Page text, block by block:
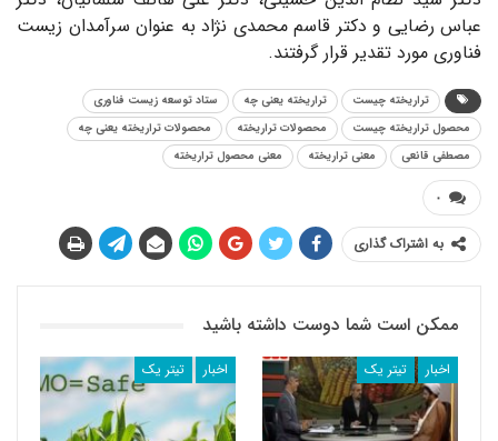
عباس رضایی و دکتر قاسم محمدی نژاد به عنوان سرآمدان زیست
فناوری مورد تقدیر قرار گرفتند.
تراریخته چیست تراریخته یعنی چه
ستاد توسعه زیست فناوری
محصول تراریخته چیست
محصولات تراریخته
محصولات تراریخته یعنی چه
مصطفی قانعی
معنی تراریخته معنی محصول تراریخته
۰
به اشتراک گذاری
ممکن است شما دوست داشته باشید
اخبار تیتر یک اخبار تیتر یک